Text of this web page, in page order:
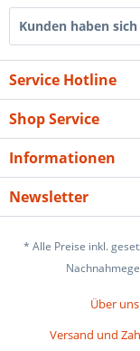
Kunden haben
Service Hotline
Shop Service
Informationen
Newsletter
* Alle Preise inkl.
Über uns
Versand und